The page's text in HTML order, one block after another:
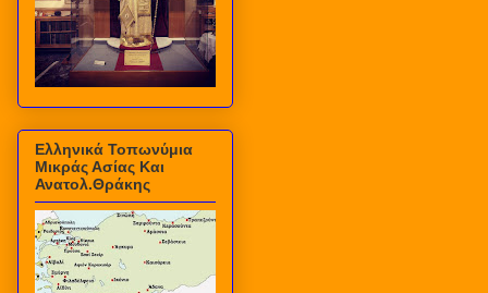
Ελληνικά Τοπωνύμια
Μικράς Ασίας Και
Ανατολ.Θράκης